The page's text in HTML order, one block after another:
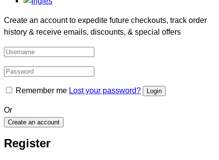
Create an account to expedite future checkouts, track order
history & receive emails, discounts, & special offers
Remember me Lost your password?
Or
Create an account
Register